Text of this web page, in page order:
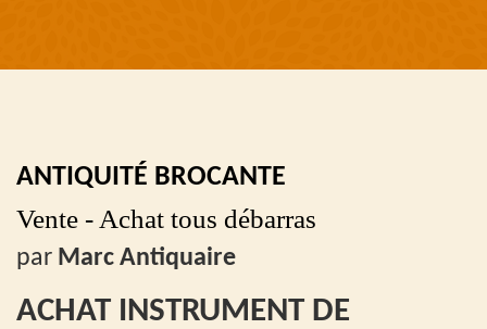
ANTIQUITÉ BROCANTE
Vente - Achat tous débarras
par Marc Antiquaire
ACHAT INSTRUMENT DE